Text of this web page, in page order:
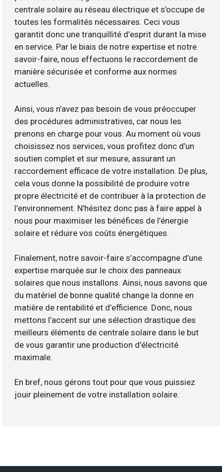
centrale solaire au réseau électrique et s’occupe de
toutes les formalités nécessaires. Ceci vous
garantit donc une tranquillité d’esprit durant la mise
en service. Par le biais de notre expertise et notre
savoir-faire, nous effectuons le raccordement de
manière sécurisée et conforme aux normes
actuelles.
Ainsi, vous n’avez pas besoin de vous préoccuper
des procédures administratives, car nous les
prenons en charge pour vous. Au moment où vous
choisissez nos services, vous profitez donc d’un
soutien complet et sur mesure, assurant un
raccordement efficace de votre installation. De plus,
cela vous donne la possibilité de produire votre
propre électricité et de contribuer à la protection de
l’environnement. N’hésitez donc pas à faire appel à
nous pour maximiser les bénéfices de l’énergie
solaire et réduire vos coûts énergétiques.
Finalement, notre savoir-faire s’accompagne d’une
expertise marquée sur le choix des panneaux
solaires que nous installons. Ainsi, nous savons que
du matériel de bonne qualité change la donne en
matière de rentabilité et d’efficience. Donc, nous
mettons l’accent sur une sélection drastique des
meilleurs éléments de centrale solaire dans le but
de vous garantir une production d’électricité
maximale.
En bref, nous gérons tout pour que vous puissiez
jouir pleinement de votre installation solaire.